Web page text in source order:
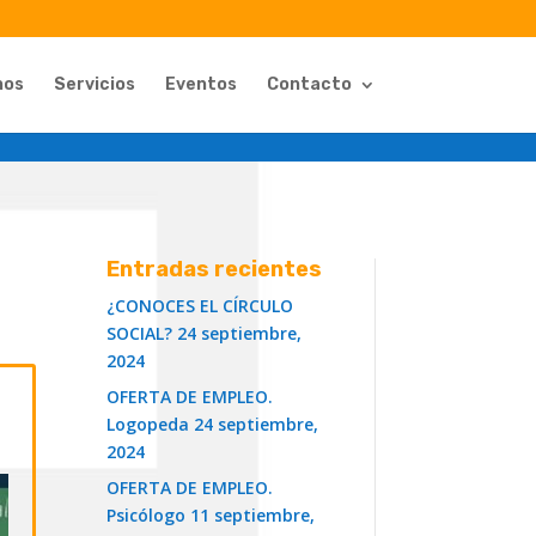
Servicios Eventos Contacto
Entradas recientes
¿CONOCES EL CÍRCULO
SOCIAL? 24 septiembre,
2024
OFERTA DE EMPLEO.
Logopeda 24 septiembre,
2024
OFERTA DE EMPLEO.
Psicólogo 11 septiembre,